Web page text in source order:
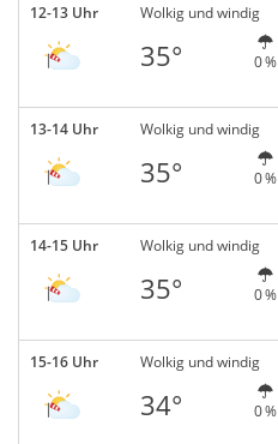
12-13 Uhr Wolkig und windig
35° 0 %
13-14 Uhr Wolkig und windig
35° 0 %
14-15 Uhr Wolkig und windig
35° 0 %
15-16 Uhr Wolkig und windig
34° 0 %